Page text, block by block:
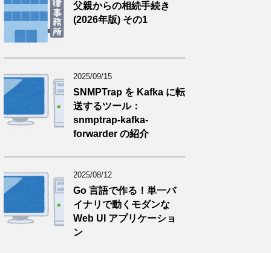
父親からの相続手続き
(2026年版) その1
2025/09/15
SNMPTrap を Kafka に転
送するツール：
snmptrap-kafka-
forwarder の紹介
2025/08/12
Go 言語で作る！単一バ
イナリで動くモダンな
Web UI アプリケーショ
ン